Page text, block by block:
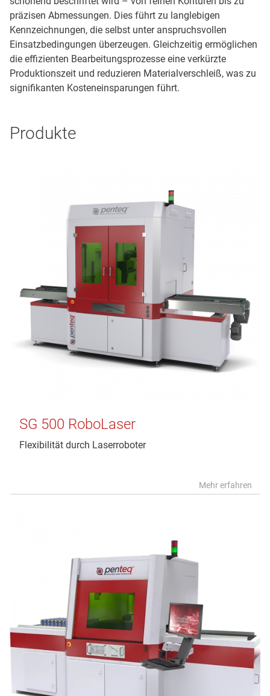
präzisen Abmessungen. Dies führt zu langlebigen
Kennzeichnungen, die selbst unter anspruchsvollen
Einsatzbedingungen überzeugen. Gleichzeitig ermöglichen
die effizienten Bearbeitungsprozesse eine verkürzte
Produktionszeit und reduzieren Materialverschleiß, was zu
signifikanten Kosteneinsparungen führt.
Produkte
SG 500 RoboLaser
Flexibilität durch Laserroboter
Mehr erfahren